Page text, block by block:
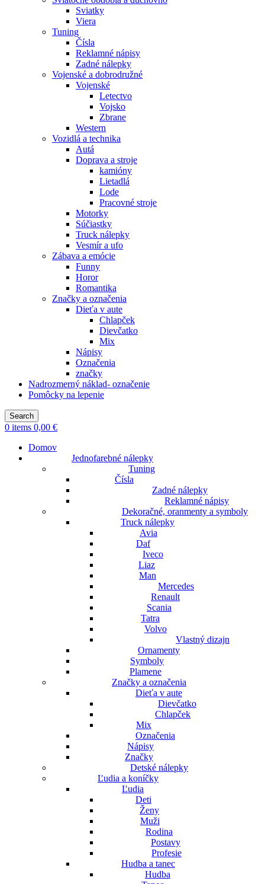
Sviatky
Viera
Tuning
Čísla
Reklamné nápisy
Zadné nálepky
Vojenské a dobrodružné
Vojenské
Letectvo
Vojsko
Zbrane
Western
Vozidlá a technika
Autá
Doprava a stroje
kamióny
Lietadlá
Lode
Pracovné stroje
Motorky
Súčiastky
Truck nálepky
Vesmír a ufo
Zábava a emócie
Funny
Horor
Romantika
Značky a označenia
Dieťa v aute
Chlapček
Dievčatko
Mix
Nápisy
Označenia
značky
Nadrozmerný náklad- označenie
Pomôcky na lepenie
Search
0 items 0,00 €
Domov
Jednofarebné nálepky
Tuning
Čísla
Zadné nálepky
Reklamné nápisy
Dekoračné, oranmenty a symboly
Truck nálepky
Avia
Daf
Iveco
Liaz
Man
Mercedes
Renault
Scania
Tatra
Volvo
Vlastný dizajn
Ornamenty
Symboly
Plamene
Značky a označenia
Dieťa v aute
Dievčatko
Chlapček
Mix
Označenia
Nápisy
Značky
Detské nálepky
Ľudia a koníčky
Ľudia
Deti
Ženy
Muži
Rodina
Postavy
Profesie
Hudba a tanec
Hudba